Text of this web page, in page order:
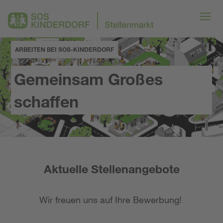
ARBEITEN BEI SOS-KINDERDORF
Gemeinsam Großes
schaffen
Aktuelle Stellenangebote
Wir freuen uns auf Ihre Bewerbung!